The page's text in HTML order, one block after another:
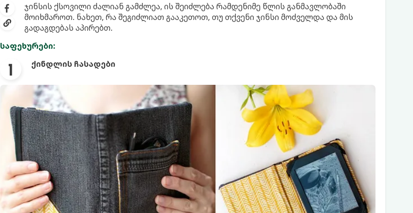
ჯინსის ქსოვილი ძალიან გამძლეა, ის შეიძლება რამდენიმე წლის განმავლობაში
მოიხმაროთ. ნახეთ, რა შეგიძლიათ გააკეთოთ, თუ თქვენი ჯინსი მოძველდა და მის
გადაგდებას აპირებთ.
საფეხურები:
ქინდლის ჩასადები